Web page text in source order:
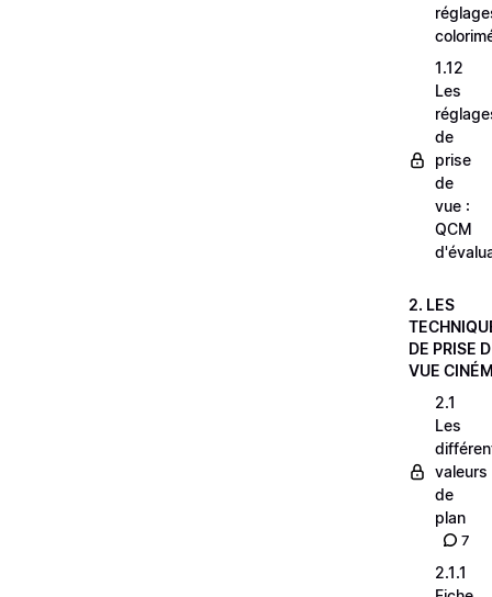
1.12
Les
de
prise
de
vue :
QCM
2. LES
DE PRISE
VUE
2.1
Les
valeurs
de
plan
7
2.1.1